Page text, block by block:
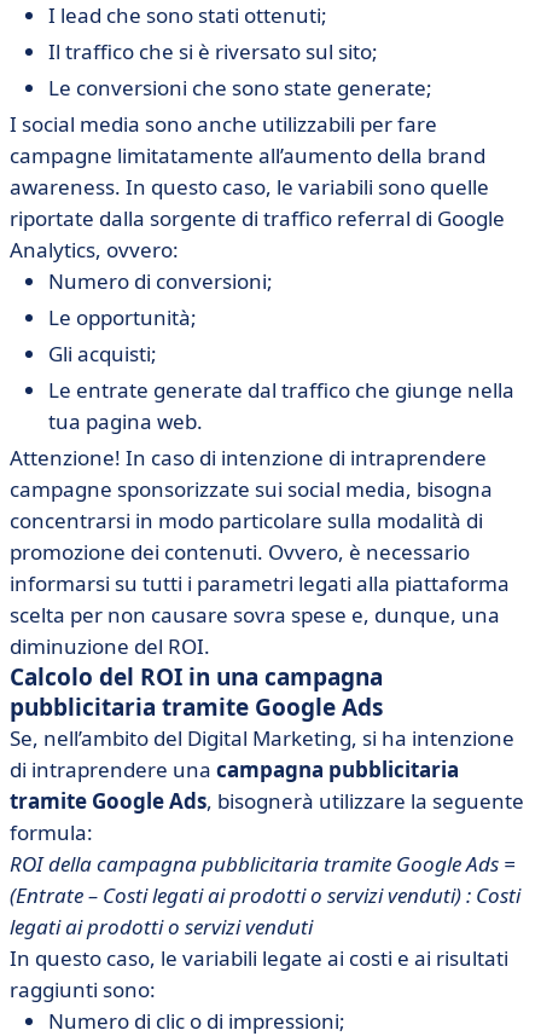
I lead che sono stati ottenuti;
Il traffico che si è riversato sul sito;
Le conversioni che sono state generate;
I social media sono anche utilizzabili per fare
campagne limitatamente all’aumento della brand
awareness. In questo caso, le variabili sono quelle
riportate dalla sorgente di traffico referral di Google
Analytics, ovvero:
Numero di conversioni;
Le opportunità;
Gli acquisti;
Le entrate generate dal traffico che giunge nella
tua pagina web.
Attenzione! In caso di intenzione di intraprendere
campagne sponsorizzate sui social media, bisogna
concentrarsi in modo particolare sulla modalità di
promozione dei contenuti. Ovvero, è necessario
informarsi su tutti i parametri legati alla piattaforma
scelta per non causare sovra spese e, dunque, una
diminuzione del ROI.
Calcolo del ROI in una campagna
pubblicitaria tramite Google Ads
Se, nell’ambito del Digital Marketing, si ha intenzione
di intraprendere una campagna pubblicitaria
tramite Google Ads, bisognerà utilizzare la seguente
formula:
ROI della campagna pubblicitaria tramite Google Ads =
(Entrate – Costi legati ai prodotti o servizi venduti) : Costi
legati ai prodotti o servizi venduti
In questo caso, le variabili legate ai costi e ai risultati
raggiunti sono:
Numero di clic o di impressioni;